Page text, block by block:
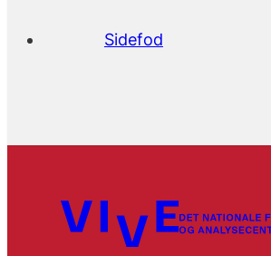
Sidefod